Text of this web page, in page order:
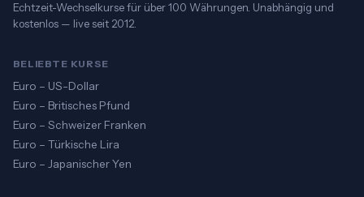
Echtzeit-Wechselkurse für über 100 Währungen. Unabhängig und
kostenlos — live seit 2012.
BELIEBTE KURSE
Euro – US-Dollar
Euro – Britisches Pfund
Euro – Schweizer Franken
Euro – Türkische Lira
Euro – Japanischer Yen